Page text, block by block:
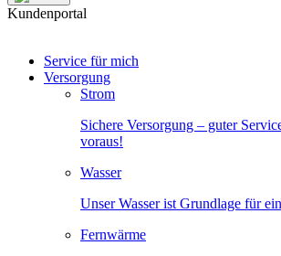
Kundenportal
Service für mich
Versorgung
Strom
Sichere Versorgung – guter
voraus!
Wasser
Unser Wasser ist Grundlage für
Fernwärme